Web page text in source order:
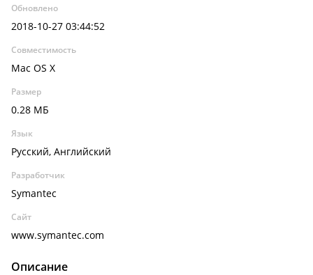
Обновлено
2018-10-27 03:44:52
Совместимость
Mac OS X
Размер
0.28 МБ
Язык
Русский, Английский
Разработчик
Symantec
Сайт
www.symantec.com
Описание